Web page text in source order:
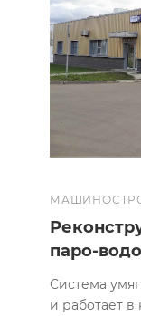
паро-
Система
и работает